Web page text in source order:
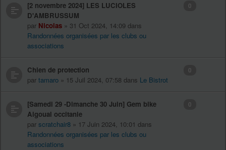
[2 novembre 2024] LES LUCIOLES
D'AMBRUSSUM
par Nicolas » 31 Oct 2024, 14:09 dans
Randonnées organisées par les clubs ou
associations
0
Chien de protection
par tamaro » 15 Juil 2024, 07:58 dans Le Bistrot
0
[Samedi 29 -Dimanche 30 Juin] Gem bike
Aigoual occitanie
par scratchair8 » 17 Juin 2024, 10:01 dans
Randonnées organisées par les clubs ou
associations
0